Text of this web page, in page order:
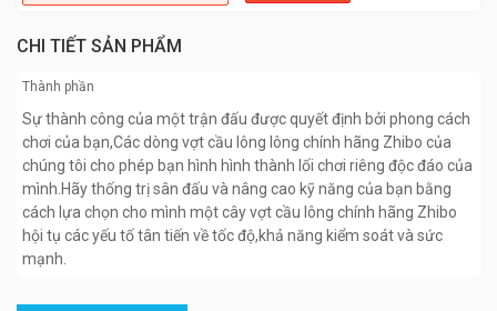
CHI TIẾT SẢN PHẨM
Thành phần
Sự thành công của một trận đấu được quyết định bởi phong cách
chơi của bạn,Các dòng vợt cầu lông lông chính hãng Zhibo của
chúng tôi cho phép bạn hình hình thành lối chơi riêng độc đáo của
mình.Hãy thống trị sân đấu và nâng cao kỹ năng của bạn bằng
cách lựa chọn cho mình một cây vợt cầu lông chính hãng Zhibo
hội tụ các yếu tố tân tiến về tốc độ,khả năng kiểm soát và sức
mạnh.